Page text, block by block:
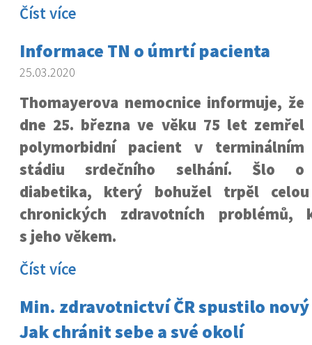
Číst více
Informace TN o úmrtí pacienta
25.03.2020
Thomayerova nemocnice informuje, že
dne 25. března ve věku 75 let zemřel
polymorbidní pacient v terminálním
stádiu srdečního selhání. Šlo o
diabetika, který bohužel trpěl
chronických zdravotních problémů,
s jeho věkem.
Číst více
Min. zdravotnictví ČR spustilo
Jak chránit sebe a své okolí